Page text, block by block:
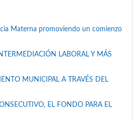
Materna promoviendo un comienzo
LABORAL Y MÁS
MUNICIPAL A TRAVÉS DEL
EL FONDO PARA EL